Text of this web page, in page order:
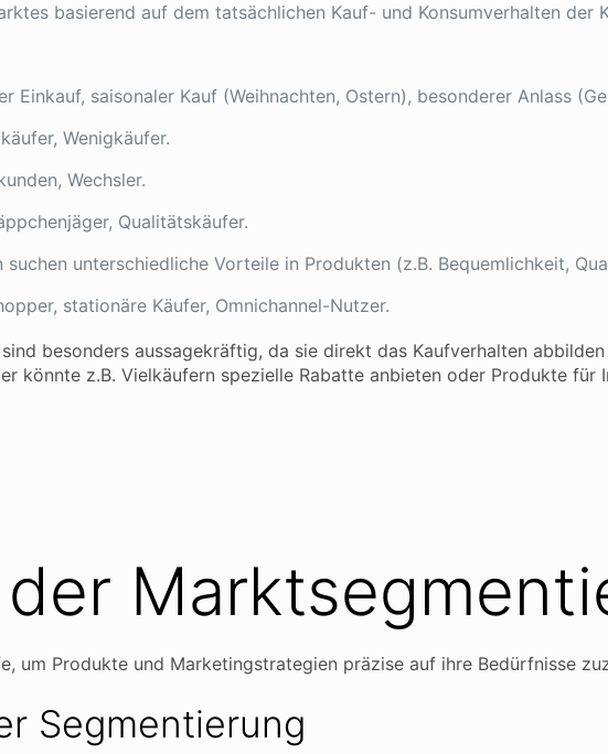
basierend auf dem tatsächlichen Kauf- und Konsumverhalten der
Einkauf, saisonaler Kauf (Weihnachten, Ostern), besonderer Anlass
Wenigkäufer.
Wechsler.
Qualitätskäufer.
suchen unterschiedliche Vorteile in Produkten (z.B. Bequemlichkeit,
stationäre Käufer, Omnichannel-Nutzer.
besonders aussagekräftig, da sie direkt das Kaufverhalten
könnte z.B. Vielkäufern spezielle Rabatte anbieten oder Produkte für
um Produkte und Marketingstrategien präzise auf ihre Bedürfnisse
Segmentierung